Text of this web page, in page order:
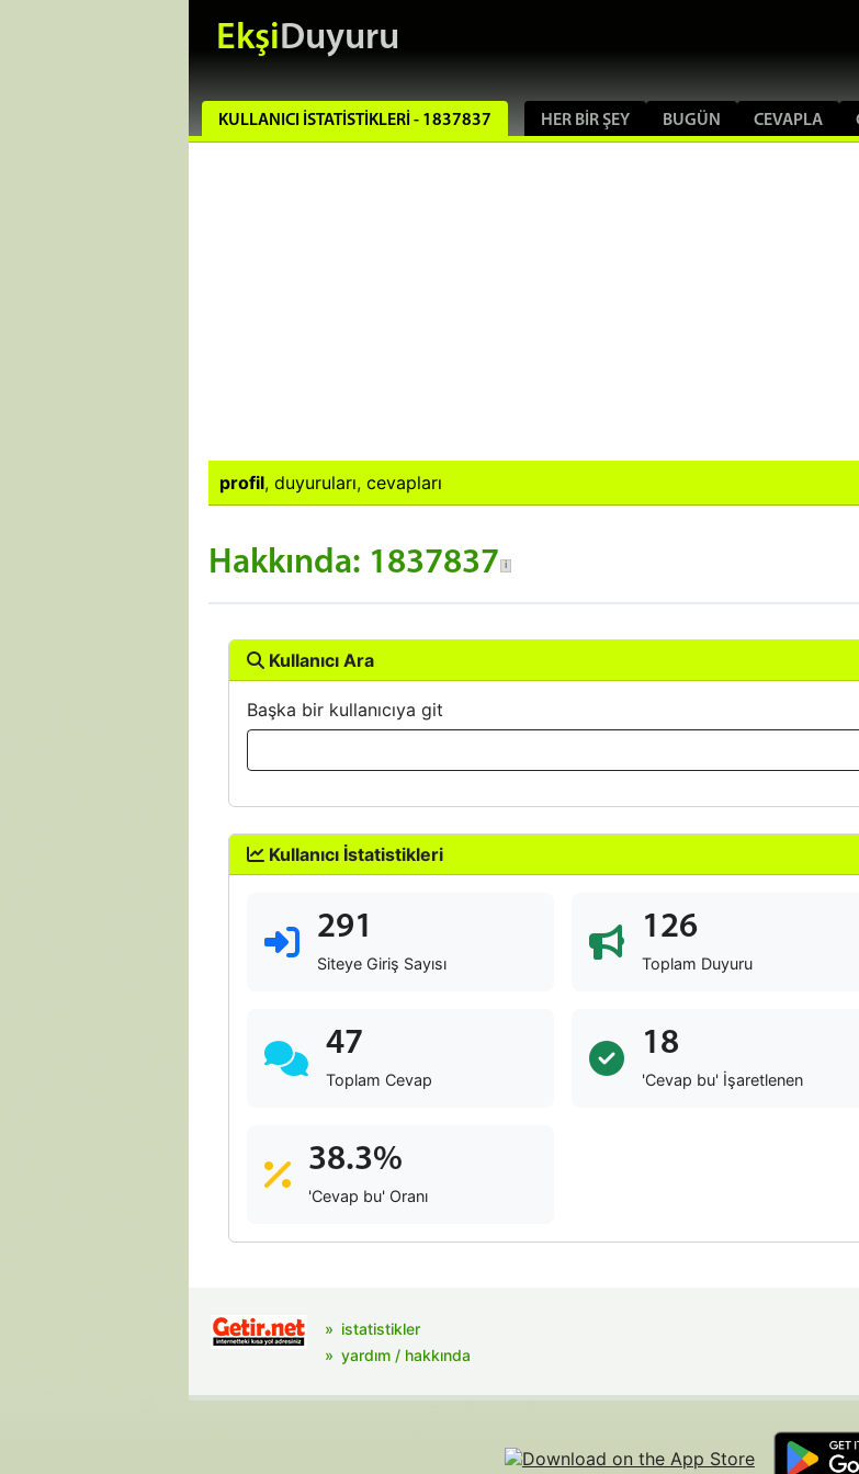
EkşiDuyuru
KULLANICI İSTATISTIKLERI - 1837837 HER BIR ŞEY BUGÜN CEVAPLA
profil, duyuruları, cevapları
Hakkında: 1837837
Kullanıcı Ara
Başka bir kullanıcıya git
Kullanıcı İstatistikleri
291
Siteye Giriş Sayısı
126
Toplam Duyuru
47
Toplam Cevap
18
'Cevap bu' İşaretlenen
38.3%
'Cevap bu' Oranı
istatistikler
yardım / hakkında